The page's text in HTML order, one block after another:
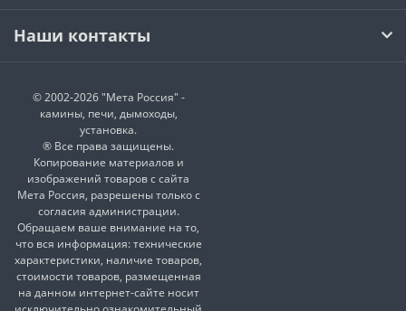
Наши контакты
© 2002-2026 "Мета Россия" -
камины, печи, дымоходы,
установка.
® Все права защищены.
Копирование материалов и
изображений товаров с сайта
Мета Россия, разрешены только с
согласия администрации.
Обращаем ваше внимание на то,
что вся информация: технические
характеристики, наличие товаров,
стоимости товаров, размещенная
на данном интернет-сайте носит